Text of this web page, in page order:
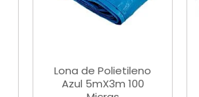
Lona de Polietileno
Azul 5mX3m 100